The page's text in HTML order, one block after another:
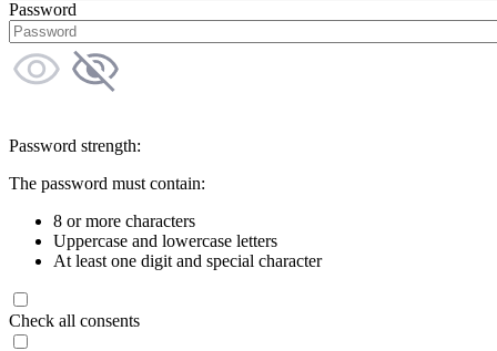
Password
Password strength:
The password must contain:
8 or more characters
Uppercase and lowercase letters
At least one digit and special character
Check all consents